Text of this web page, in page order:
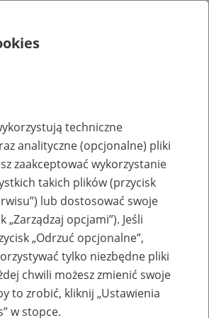
lub
zakładów pracy
techniczne
analityczne (opcjonalne) pliki
zaakceptować wykorzystanie
takich plików (przycisk
lub dostosować swoje
„Zarządzaj opcjami”). Jeśli
„Odrzuć opcjonalne”,
tylko niezbędne pliki
chwili możesz zmienić swoje
to zrobić, kliknij „Ustawienia
w stopce.